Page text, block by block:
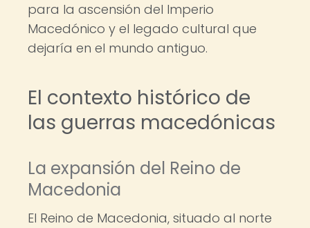
para la ascensión del Imperio
Macedónico y el legado cultural que
dejaría en el mundo antiguo.
El contexto histórico de
las guerras macedónicas
La expansión del Reino de
Macedonia
El Reino de Macedonia, situado al norte